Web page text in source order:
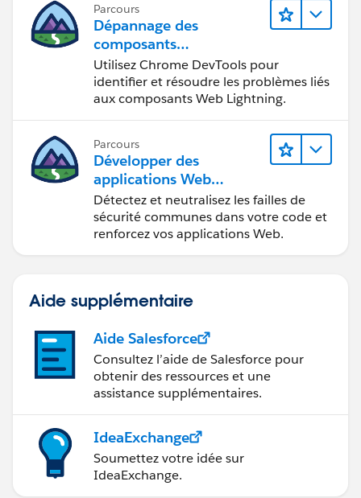
Parcours
Dépannage des
composants
Web Lightning
Utilisez Chrome DevTools pour
identifier et résoudre les problèmes liés
aux composants Web Lightning.
Parcours
Développer des
applications Web
sécurisées
Détectez et neutralisez les failles de
sécurité communes dans votre code et
renforcez vos applications Web.
Aide supplémentaire
Aide Salesforce
Consultez l’aide de Salesforce pour
obtenir des ressources et une
assistance supplémentaires.
IdeaExchange
Soumettez votre idée sur
IdeaExchange.